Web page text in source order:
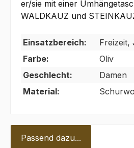
er/sie mit einer
WALDKAUZ und
Einsatzbereich:
Freizeit,
Farbe:
Oliv
Geschlecht:
Damen
Material:
Passend dazu...